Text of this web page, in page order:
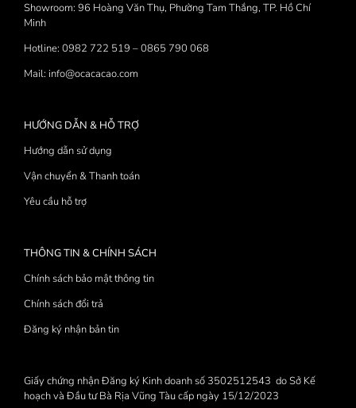
Showroom: 96 Hoàng Văn Thụ, Phường Tam Thắng, TP. Hồ Chí
Minh
Hotline: 0982 722 519 – 0865 790 068
Mail: info@ocacacao.com
HƯỚNG DẪN & HỖ TRỢ
Hướng dẫn sử dụng
Vận chuyển & Thanh toán
Yêu cầu hỗ trợ
THÔNG TIN & CHÍNH SÁCH
Chính sách bảo mật thông tin
Chính sách đổi trả
Đăng ký nhận bản tin
Giấy chứng nhận Đăng ký Kinh doanh số 3502512543 do Sở Kế
hoạch và Đầu tư Bà Rịa Vũng Tàu cấp ngày 15/12/2023